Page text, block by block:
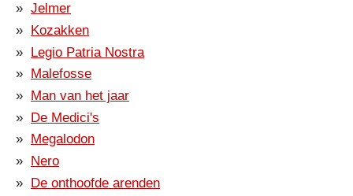
Jelmer
Kozakken
Legio Patria Nostra
Malefosse
Man van het jaar
De Medici's
Megalodon
Nero
De onthoofde arenden